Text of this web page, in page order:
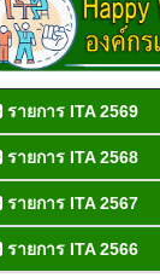
รายการ ITA 2569
รายการ ITA 2568
รายการ ITA 2567
รายการ ITA 2566